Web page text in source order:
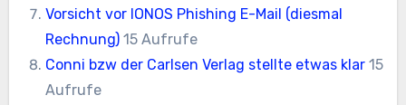
Vorsicht vor IONOS Phishing E-Mail (diesmal
Rechnung) 15 Aufrufe
Conni bzw der Carlsen Verlag stellte etwas klar 15
Aufrufe